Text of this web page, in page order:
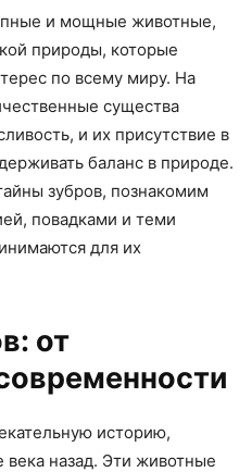
и мощные животные,
природы, которые
по всему миру. На
существа
и их присутствие в
баланс в природе.
зубров, познакомим
повадками и теми
для их
от
историю,
века назад. Эти животные